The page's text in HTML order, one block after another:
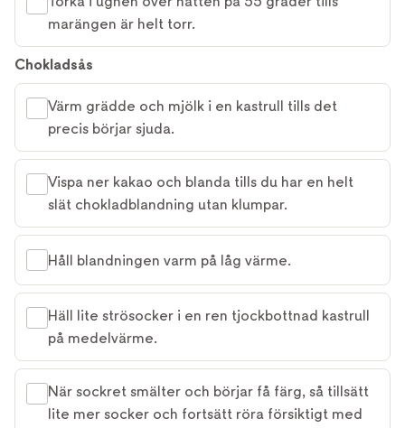
marängen är helt torr.
Chokladsås
Värm grädde och mjölk i en kastrull tills det
precis börjar sjuda.
Vispa ner kakao och blanda tills du har en helt
slät chokladblandning utan klumpar.
Håll blandningen varm på låg värme.
Häll lite strösocker i en ren tjockbottnad kastrull
på medelvärme.
När sockret smälter och börjar få färg, så tillsätt
lite mer socker och fortsätt röra försiktigt med